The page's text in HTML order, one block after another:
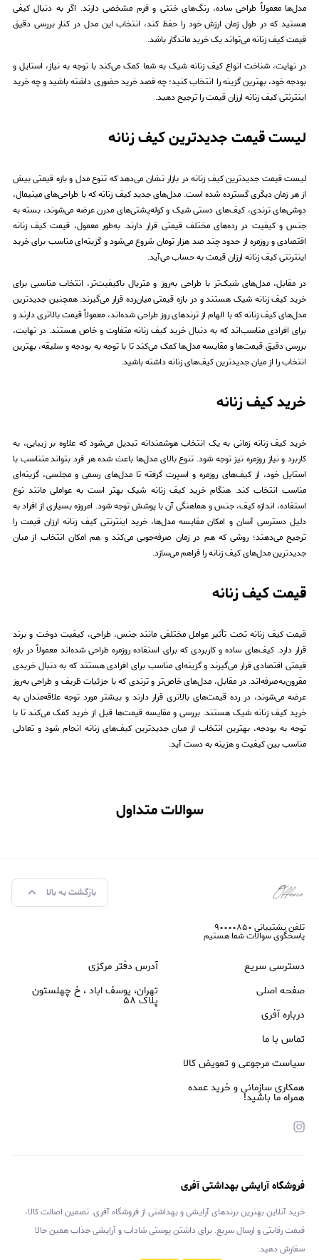
مدل‌ها معمولاً طراحی ساده، رنگ‌های خنثی و فرم مشخصی دارند. اگر به دنبال کیفی
هستید که در طول زمان ارزش خود را حفظ کند، انتخاب این مدل در کنار بررسی دقیق
قیمت کیف زنانه می‌تواند یک خرید ماندگار باشد.
در نهایت، شناخت انواع کیف زنانه شیک به شما کمک می‌کند با توجه به نیاز، استایل و
بودجه خود، بهترین گزینه را انتخاب کنید؛ چه قصد خرید حضوری داشته باشید و چه خرید
اینترنتی کیف زنانه ارزان قیمت را ترجیح دهید.
لیست قیمت جدیدترین کیف زنانه
لیست قیمت جدیدترین کیف زنانه در بازار نشان می‌دهد که تنوع مدل و بازه قیمتی بیش
از هر زمان دیگری گسترده شده است. مدل‌های جدید کیف زنانه که با طراحی‌های مینیمال،
دوشی‌های ترندی، کیف‌های دستی شیک و کوله‌پشتی‌های مدرن عرضه می‌شوند، بسته به
جنس و کیفیت در رده‌های مختلف قیمتی قرار دارند. به‌طور معمول، قیمت کیف زنانه
اقتصادی و روزمره از حدود چند صد هزار تومان شروع می‌شود و گزینه‌ای مناسب برای خرید
اینترنتی کیف زنانه ارزان قیمت به حساب می‌آید.
در مقابل، مدل‌های شیک‌تر با طراحی به‌روز و متریال باکیفیت‌تر، انتخاب مناسبی برای
خرید کیف زنانه شیک هستند و در بازه قیمتی میان‌رده قرار می‌گیرند. همچنین جدیدترین
مدل‌های کیف زنانه که با الهام از ترندهای روز طراحی شده‌اند، معمولاً قیمت بالاتری دارند و
برای افرادی مناسب‌اند که به دنبال خرید کیف زنانه متفاوت و خاص هستند. در نهایت،
بررسی دقیق قیمت‌ها و مقایسه مدل‌ها کمک می‌کند تا با توجه به بودجه و سلیقه، بهترین
انتخاب را از میان جدیدترین کیف‌های زنانه داشته باشید.
خرید کیف زنانه
خرید کیف زنانه زمانی به یک انتخاب هوشمندانه تبدیل می‌شود که علاوه بر زیبایی، به
کاربرد و نیاز روزمره نیز توجه شود. تنوع بالای مدل‌ها باعث شده هر فرد بتواند متناسب با
استایل خود، از کیف‌های روزمره و اسپرت گرفته تا مدل‌های رسمی و مجلسی، گزینه‌ای
مناسب انتخاب کند. هنگام خرید کیف زنانه شیک بهتر است به عواملی مانند نوع
استفاده، اندازه کیف، جنس و هماهنگی آن با پوشش توجه شود. امروزه بسیاری از افراد به
دلیل دسترسی آسان و امکان مقایسه مدل‌ها، خرید اینترنتی کیف زنانه ارزان قیمت را
ترجیح می‌دهند؛ روشی که هم در زمان صرفه‌جویی می‌کند و هم امکان انتخاب از میان
جدیدترین مدل‌های کیف زنانه را فراهم می‌سازد.
قیمت کیف زنانه
قیمت کیف زنانه تحت تأثیر عوامل مختلفی مانند جنس، طراحی، کیفیت دوخت و برند
قرار دارد. کیف‌های ساده و کاربردی که برای استفاده روزمره طراحی شده‌اند معمولاً در بازه
قیمتی اقتصادی قرار می‌گیرند و گزینه‌ای مناسب برای افرادی هستند که به دنبال خریدی
مقرون‌به‌صرفه‌اند. در مقابل، مدل‌های خاص‌تر و ترندی که با جزئیات ظریف و طراحی به‌روز
عرضه می‌شوند، در رده قیمت‌های بالاتری قرار دارند و بیشتر مورد توجه علاقه‌مندان به
خرید کیف زنانه شیک هستند. بررسی و مقایسه قیمت‌ها قبل از خرید کمک می‌کند تا با
توجه به بودجه، بهترین انتخاب از میان جدیدترین کیف‌های زنانه انجام شود و تعادلی
مناسب بین کیفیت و هزینه به دست آید.
سوالات متداول
بازگشت به بالا
تلفن پشتیبانی ۹۰۰۰۰۸۵۰
پاسخگوی سوالات شما هستیم
دسترسی سریع
صفحه اصلی
درباره آفری
تماس با ما
سیاست مرجوعی و تعویض کالا
همکاری سازمانی و خرید عمده
آدرس دفتر مرکزی
تهران، یوسف اباد ، خ چهلستون
پلاک ۵۸
همراه ما باشید!
فروشگاه آرایشی بهداشتی آفری
خرید آنلاین بهترین برندهای آرایشی و بهداشتی از فروشگاه آفری. تضمین اصالت کالا،
قیمت رقابتی و ارسال سریع. برای داشتن پوستی شاداب و آرایشی جذاب همین حالا
سفارش دهید.